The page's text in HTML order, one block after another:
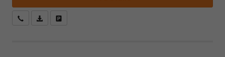
Kostenloser Rückruf-Service
PDF-Datei, Fahrzeugexposé drucken